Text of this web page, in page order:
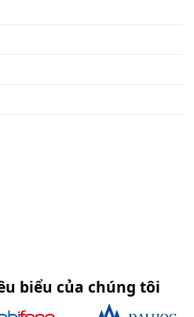
biểu của chúng tôi